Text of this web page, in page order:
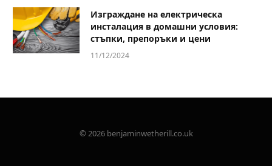
Изграждане на електрическа
инсталация в домашни условия:
стъпки, препоръки и цени
11/12/2024
© 2026 benjaminwetherill.co.uk